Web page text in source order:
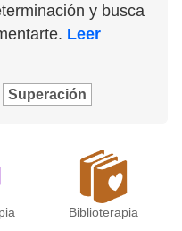
y busca
Leer
Superación
Biblioterapia